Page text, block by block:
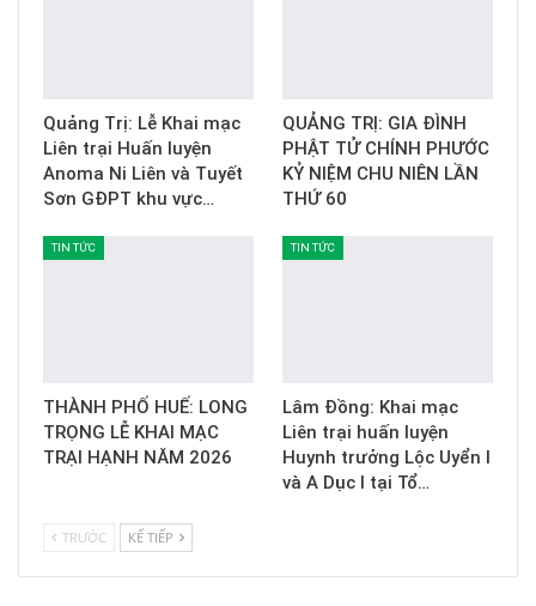
Quảng Trị: Lễ Khai mạc
Liên trại Huấn luyện
Anoma Ni Liên và Tuyết
Sơn GĐPT khu vực…
QUẢNG TRỊ: GIA ĐÌNH
PHẬT TỬ CHÍNH PHƯỚC
KỶ NIỆM CHU NIÊN LẦN
THỨ 60
TIN TỨC
THÀNH PHỐ HUẾ: LONG
TRỌNG LỄ KHAI MẠC
TRẠI HẠNH NĂM 2026
TIN TỨC
Lâm Đồng: Khai mạc
Liên trại huấn luyện
Huynh trưởng Lộc Uyển I
và A Dục I tại Tổ…
TRƯỚC KẾ TIẾP